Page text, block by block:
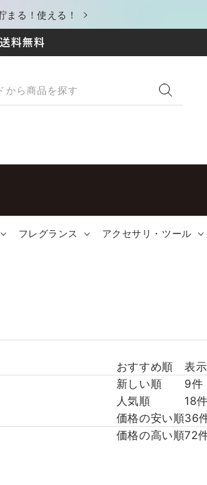
まる！使える！
フレグランス アクセサリ・ツール
おすすめ順
新しい順
人気順
価格の安い順
価格の高い順
表
9件
18件
36
72